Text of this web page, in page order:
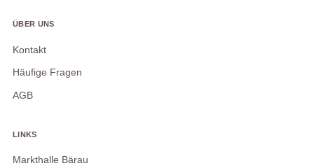
ÜBER UNS
Kontakt
Häufige Fragen
AGB
LINKS
Markthalle Bärau